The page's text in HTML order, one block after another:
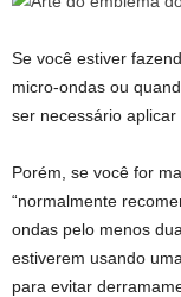
Se você estiver
micro-ondas ou
ser necessário
Porém, se você for
“normalmente
ondas pelo menos
estiverem usando
para evitar